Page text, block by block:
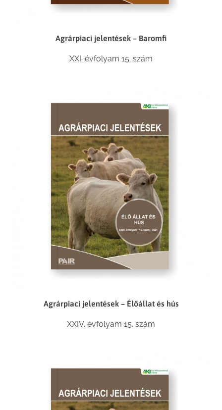
Agrárpiaci jelentések – Baromfi
XXI. évfolyam 15. szám
Agrárpiaci jelentések – Élőállat és hús
XXIV. évfolyam 15. szám